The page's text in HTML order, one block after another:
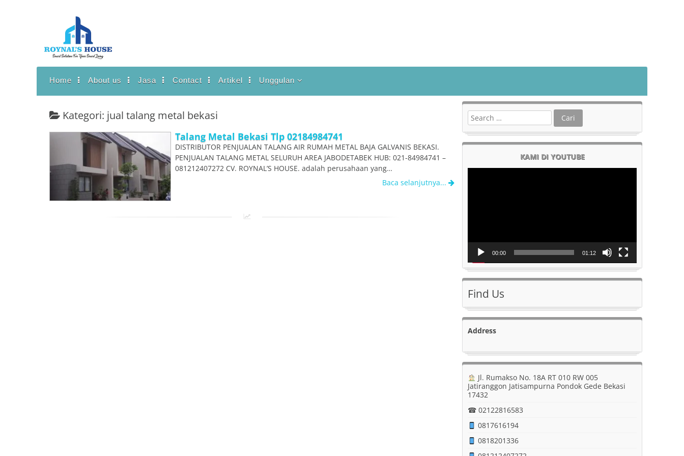
Home About us Jasa Contact Artikel
Unggulan
Ariston
Intisolar
Polaris
Solahart
Shop
Kategori: jual talang metal bekasi
Talang Metal Bekasi Tlp 02184984741
DISTRIBUTOR PENJUALAN TALANG AIR RUMAH METAL BAJA GALVANIS BEKASI.
PENJUALAN TALANG METAL SELURUH AREA JABODETABEK HUB: 021-84984741 –
081212407272 CV. ROYNAL’S HOUSE. adalah perusahaan yang…
Baca selanjutnya...
KAMI DI YOUTUBE
00:00 01:12
Find Us
Address
Jl. Rumakso No. 18A RT 010 RW 005
Jatiranggon Jatisampurna Pondok Gede Bekasi
17432
☎ 02122816583
0817616194
0818201336